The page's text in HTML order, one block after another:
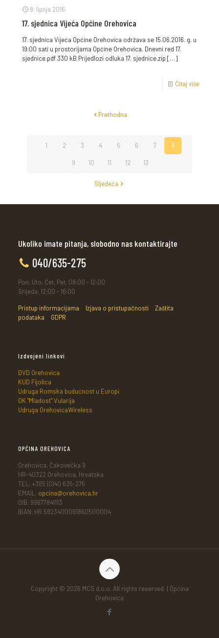
8. lipnja 2016.
17. sjednica Vijeća Općine Orehovica
17. sjednica Vijeća Općine Orehovica održava se 15.06.2016. g. u
19:00 sati u prostorijama Općine Orehovica. Dnevni red 17.
sjednice.pdf 330 kB Prijedlozi odluka 17. sjednice.zip […]
Čitaj više
Prethodna
1 2 3 4 5 6 7 8
9 10 11 12 13
Sljedeća
Ukoliko imate pitanja, slobodno nas kontaktirajte
040/635-275
Pon, Uto, Čet, Pet, 08:00 - 12:00
Srijeda, 12:00 - 16:00
Pristup informacijama Izjava o pristupačnosti
Zaštita
podataka
GDPR
Izdvojeni linkovi
DVD Orehovica
KUD Fijolica
Udruga Romska budućnost u Europi
OK "Mladost" Vularija
Udruga OrehovicaWireless
OPĆINA OREHOVICA
Orehovica, Čakovečka 9
HR-40322 Orehovica, Hrvatska
TEL: +385 (0)40 635-275
EMAIL: opcina@orehovica.hr
OIB: 99677841113
IBAN: HR 5923400091860500004
Copyright © 2026 MCS d.o.o. All rights reserved. | Općina
Orehovica